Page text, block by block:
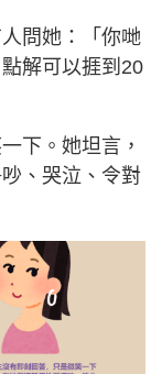
問她：「你哋
解可以捱到20
下。她坦言，
、哭泣、令對